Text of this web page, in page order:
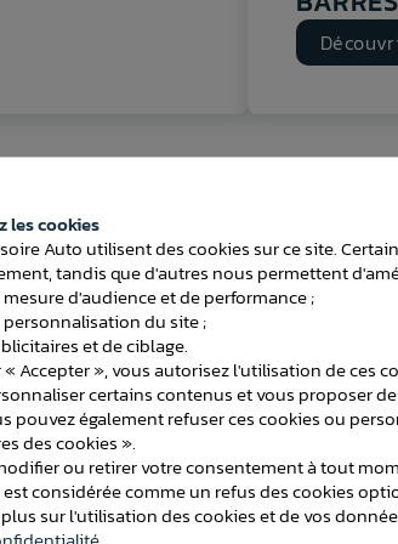
FAQ Porte-vélos
est uniquement en contact avec la rotule
positionnés afin d’éviter tout contact
pas de risque pour la peinture ou la structure
?
porte-vélos sur attelage.
voitures ?
les cookies
Auto utilisent des cookies sur ce site.
tandis que d'autres nous permettent
mesure d'audience et de performance ;
personnalisation du site ;
et de ciblage.
« Accepter », vous autorisez l'utilisation de ces
certains contenus et vous proposer
pouvez également refuser ces cookies ou
des cookies ».
ou retirer votre consentement à tout
considérée comme un refus des cookies
sur l'utilisation des cookies et de vos